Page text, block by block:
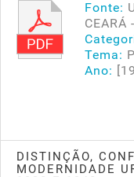
Fonte:
CEARÁ
Tema:
Ano:
DISTINÇÃO,
MODERNIDADE